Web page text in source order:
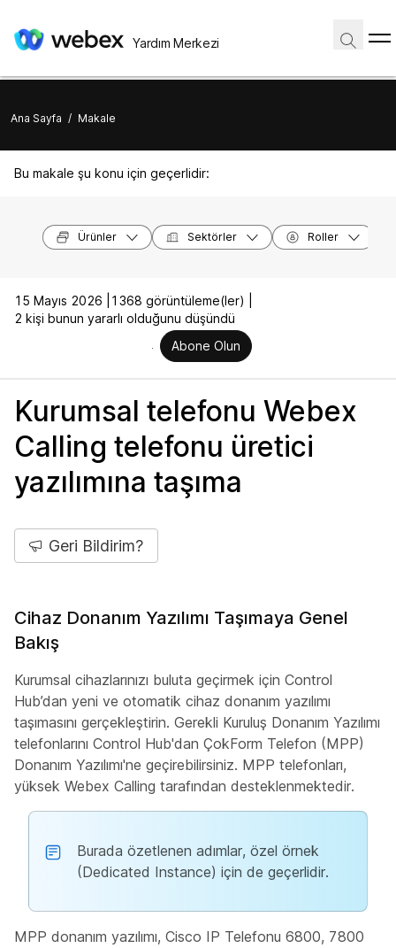
Yardım Merkezi
Ana Sayfa / Makale
Bu makale şu konu için geçerlidir:
Ürünler Sektörler Roller
15 Mayıs 2026 |
1368 görüntüleme(ler) |
2 kişi bunun yararlı olduğunu düşündü
Abone Olun
Kurumsal telefonu Webex
Calling telefonu üretici
yazılımına taşıma
Geri Bildirim?
Cihaz Donanım Yazılımı Taşımaya Genel
Bakış
Kurumsal cihazlarınızı buluta geçirmek için Control
Hub’dan yeni ve otomatik cihaz donanım yazılımı
taşımasını gerçekleştirin. Gerekli Kuruluş Donanım Yazılımı
telefonlarını Control Hub'dan ÇokForm Telefon (MPP)
Donanım Yazılımı'ne geçirebilirsiniz. MPP telefonları,
yüksek Webex Calling tarafından desteklenmektedir.
Burada özetlenen adımlar, özel örnek
(Dedicated Instance) için de geçerlidir.
MPP donanım yazılımı, Cisco IP Telefonu 6800, 7800